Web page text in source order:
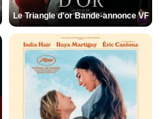
Le Triangle d'or Bande-annonce VF